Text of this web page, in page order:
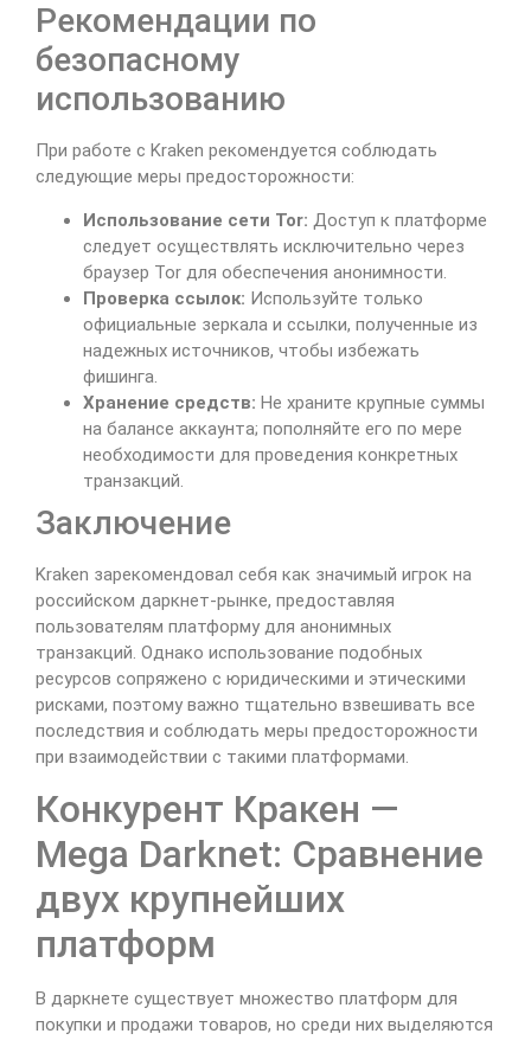
Рекомендации по
безопасному
использованию
При работе с Kraken рекомендуется соблюдать
следующие меры предосторожности:
Использование сети Tor: Доступ к платформе
следует осуществлять исключительно через
браузер Tor для обеспечения анонимности.
Проверка ссылок: Используйте только
официальные зеркала и ссылки, полученные из
надежных источников, чтобы избежать
фишинга.
Хранение средств: Не храните крупные суммы
на балансе аккаунта; пополняйте его по мере
необходимости для проведения конкретных
транзакций.
Заключение
Kraken зарекомендовал себя как значимый игрок на
российском даркнет-рынке, предоставляя
пользователям платформу для анонимных
транзакций. Однако использование подобных
ресурсов сопряжено с юридическими и этическими
рисками, поэтому важно тщательно взвешивать все
последствия и соблюдать меры предосторожности
при взаимодействии с такими платформами.
Конкурент Кракен —
Mega Darknet: Сравнение
двух крупнейших
платформ
В даркнете существует множество платформ для
покупки и продажи товаров, но среди них выделяются